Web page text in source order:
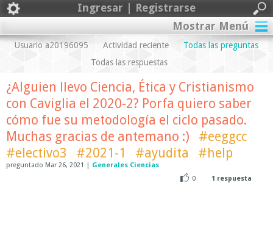
Ingresar | Registrarse
Mostrar Menú
Usuario a20196095 Actividad reciente
Todas las preguntas
Todas las respuestas
¿Alguien llevo Ciencia, Ética y Cristianismo
con Caviglia el 2020-2? Porfa quiero saber
cómo fue su metodología el ciclo pasado.
Muchas gracias de antemano :)
#eeggcc
#electivo3
#2021-1 #ayudita #help
preguntado Mar 26, 2021 | Generales Ciencias
0
1 respuesta